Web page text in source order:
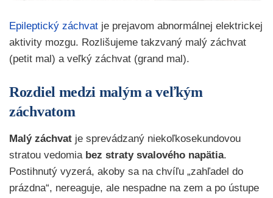
Epileptický záchvat je prejavom abnormálnej elektrickej
aktivity mozgu. Rozlišujeme takzvaný malý záchvat
(petit mal) a veľký záchvat (grand mal).
Rozdiel medzi malým a veľkým
záchvatom
Malý záchvat je sprevádzaný niekoľkosekundovou
stratou vedomia bez straty svalového napätia.
Postihnutý vyzerá, akoby sa na chvíľu „zahľadel do
prázdna“, nereaguje, ale nespadne na zem a po ústupe